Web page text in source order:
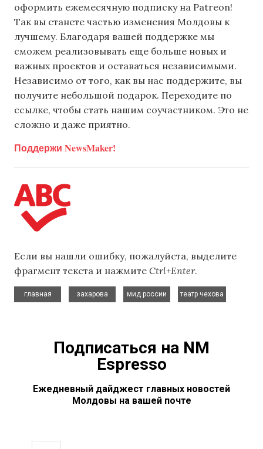
оформить ежемесячную подписку на Patreon!
Так вы станете частью изменения Молдовы к
лучшему. Благодаря вашей поддержке мы
сможем реализовывать еще больше новых и
важных проектов и оставаться независимыми.
Независимо от того, как вы нас поддержите, вы
получите небольшой подарок. Переходите по
ссылке, чтобы стать нашим соучастником. Это не
сложно и даже приятно.
Поддержи NewsMaker!
Если вы нашли ошибку, пожалуйста, выделите
фрагмент текста и нажмите Ctrl+Enter.
главная
захарова
мид россии
театр чехова
Подписаться на NM
Espresso
Ежедневный дайджест главных новостей
Молдовы на вашей почте